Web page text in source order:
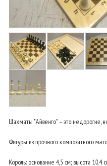
Шахматы "Айвенго" – это недорогие,
Фигуры из прочного композитного
Король: основание 4,5 см; высота 10,4